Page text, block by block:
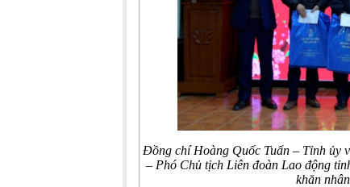
Đồng chí Hoàng Quốc Tuấn – Tỉnh ủy
– Phó Chủ tịch Liên đoàn Lao động
khăn